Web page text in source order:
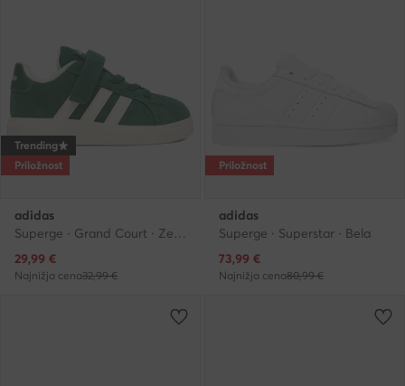
Trending
Priložnost
adidas
Superge · Grand Court · Zelena
Trenutna cena
29,99 €
Najnižja cena32,99 €
Priložnost
adidas
Superge · Superstar · Bela
Trenutna cena
73,99 €
Najnižja cena80,99 €